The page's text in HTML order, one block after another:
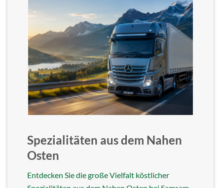
Spezialitäten aus dem Nahen
Osten
Entdecken Sie die große Vielfalt köstlicher